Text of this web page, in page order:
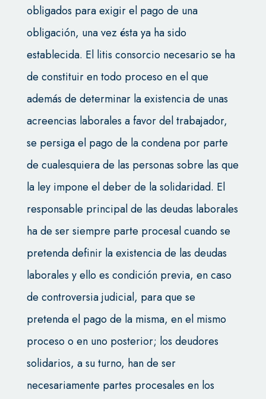
obligados para exigir el pago de una
obligación, una vez ésta ya ha sido
establecida. El litis consorcio necesario se ha
de constituir en todo proceso en el que
además de determinar la existencia de unas
acreencias laborales a favor del trabajador,
se persiga el pago de la condena por parte
de cualesquiera de las personas sobre las que
la ley impone el deber de la solidaridad. El
responsable principal de las deudas laborales
ha de ser siempre parte procesal cuando se
pretenda definir la existencia de las deudas
laborales y ello es condición previa, en caso
de controversia judicial, para que se
pretenda el pago de la misma, en el mismo
proceso o en uno posterior; los deudores
solidarios, a su turno, han de ser
necesariamente partes procesales en los